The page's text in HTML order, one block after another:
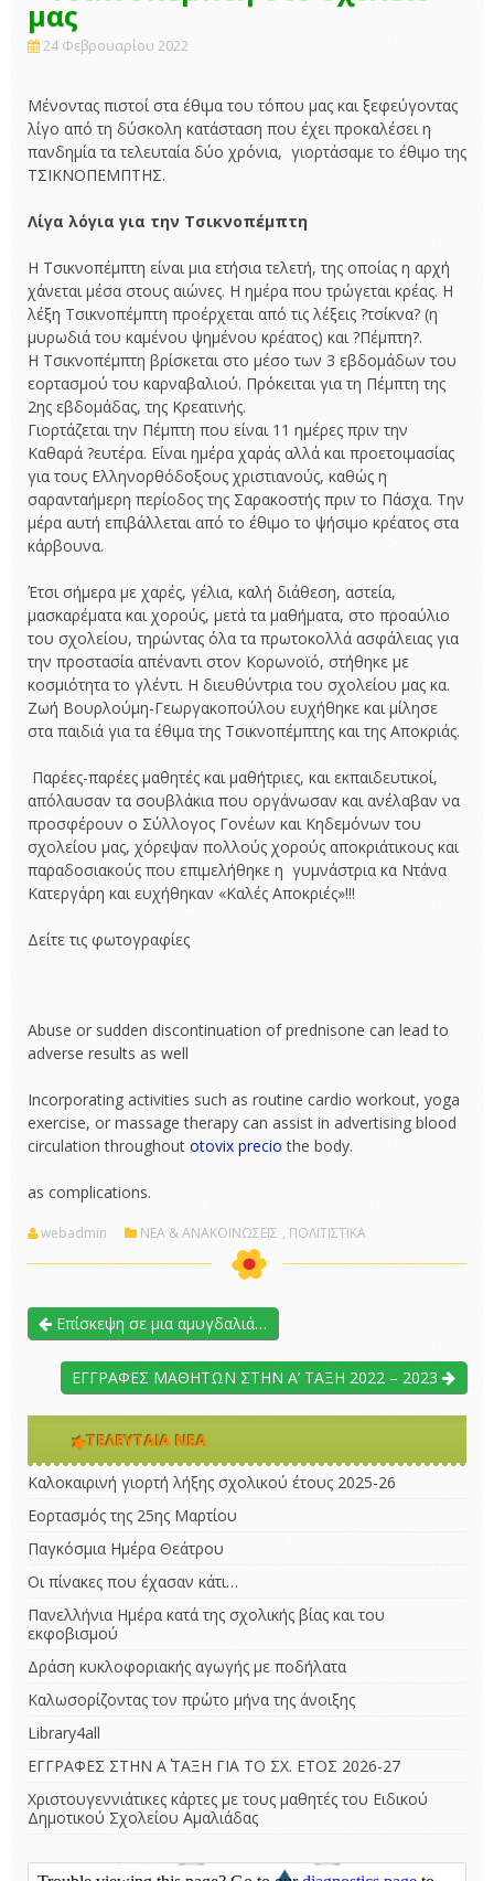
μας
24 Φεβρουαρίου 2022
Μένοντας πιστοί στα έθιμα του τόπου μας και ξεφεύγοντας
λίγο από τη δύσκολη κατάσταση που έχει προκαλέσει η
πανδημία τα τελευταία δύο χρόνια, γιορτάσαμε το έθιμο της
ΤΣΙΚΝΟΠΕΜΠΤΗΣ.
Λίγα λόγια για την Τσικνοπέμπτη
Η Τσικνοπέμπτη είναι μια ετήσια τελετή, της οποίας η αρχή
χάνεται μέσα στους αιώνες. Η ημέρα που τρώγεται κρέας. Η
λέξη Τσικνοπέμπτη προέρχεται από τις λέξεις ?τσίκνα? (η
μυρωδιά του καμένου ψημένου κρέατος) και ?Πέμπτη?.
Η Τσικνοπέμπτη βρίσκεται στο μέσο των 3 εβδομάδων του
εορτασμού του καρναβαλιού. Πρόκειται για τη Πέμπτη της
2ης εβδομάδας, της Κρεατινής.
Γιορτάζεται την Πέμπτη που είναι 11 ημέρες πριν την
Καθαρά ?ευτέρα. Είναι ημέρα χαράς αλλά και προετοιμασίας
για τους Ελληνορθόδοξους χριστιανούς, καθώς η
σαρανταήμερη περίοδος της Σαρακοστής πριν το Πάσχα. Την
μέρα αυτή επιβάλλεται από το έθιμο το ψήσιμο κρέατος στα
κάρβουνα.
Έτσι σήμερα με χαρές, γέλια, καλή διάθεση, αστεία,
μασκαρέματα και χορούς, μετά τα μαθήματα, στο προαύλιο
του σχολείου, τηρώντας όλα τα πρωτοκολλά ασφάλειας για
την προστασία απέναντι στον Κορωνοϊό, στήθηκε με
κοσμιότητα το γλέντι. Η διευθύντρια του σχολείου μας κα.
Ζωή Βουρλούμη-Γεωργακοπούλου ευχήθηκε και μίλησε
στα παιδιά για τα έθιμα της Τσικνοπέμπτης και της Αποκριάς.
Παρέες-παρέες μαθητές και μαθήτριες, και εκπαιδευτικοί,
απόλαυσαν τα σουβλάκια που οργάνωσαν και ανέλαβαν να
προσφέρουν ο Σύλλογος Γονέων και Κηδεμόνων του
σχολείου μας, χόρεψαν πολλούς χορούς αποκριάτικους και
παραδοσιακούς που επιμελήθηκε η γυμνάστρια κα Ντάνα
Κατεργάρη και ευχήθηκαν «Καλές Αποκριές»!!!
Δείτε τις φωτογραφίες
Abuse or sudden discontinuation of prednisone can lead to
adverse results as well
Incorporating activities such as routine cardio workout, yoga
exercise, or massage therapy can assist in advertising blood
circulation throughout otovix precio the body.
as complications.
webadmin ΝΕΑ & ΑΝΑΚΟΙΝΩΣΕΙΣ , ΠΟΛΙΤΙΣΤΙΚΑ
Επίσκεψη σε μια αμυγδαλιά…
ΕΓΓΡΑΦΕΣ ΜΑΘΗΤΩΝ ΣΤΗΝ Α’ ΤΑΞΗ 2022 – 2023
ΤΕΛΕΥΤΑΊΑ ΝΈΑ
Καλοκαιρινή γιορτή λήξης σχολικού έτους 2025-26
Εορτασμός της 25ης Μαρτίου
Παγκόσμια Ημέρα Θεάτρου
Οι πίνακες που έχασαν κάτι…
Πανελλήνια Ημέρα κατά της σχολικής βίας και του
εκφοβισμού
Δράση κυκλοφοριακής αγωγής με ποδήλατα
Καλωσορίζοντας τον πρώτο μήνα της άνοιξης
Library4all
ΕΓΓΡΑΦΕΣ ΣΤΗΝ Α΄ ΤΑΞΗ ΓΙΑ ΤΟ ΣΧ. ΕΤΟΣ 2026-27
Χριστουγεννιάτικες κάρτες με τους μαθητές του Ειδικού
Δημοτικού Σχολείου Αμαλιάδας